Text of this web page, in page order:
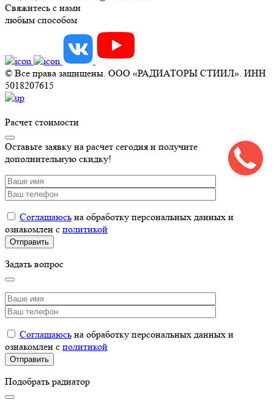
Свяжитесь с нами
любым способом
© Все права защищены. ООО «РАДИАТОРЫ СТИИЛ». ИНН
5018207615
Расчет стоимости
Оставьте заявку на расчет сегодня и получите
дополнительную скидку!
Соглашаюсь на обработку персональных данных и
ознакомлен с политикой
Задать вопрос
Соглашаюсь на обработку персональных данных и
ознакомлен с политикой
Подобрать радиатор